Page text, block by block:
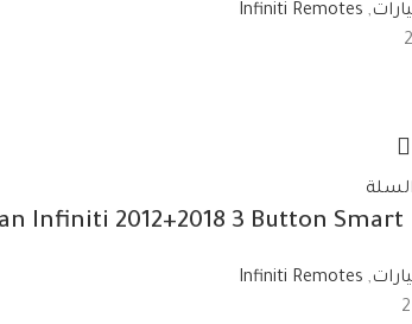
,
Infiniti Remotes
Infiniti 2012+2018 3 Button
,
Infiniti Remotes